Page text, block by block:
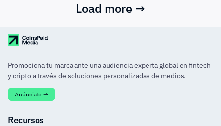
Load more →
Promociona tu marca ante una audiencia experta global en fintech
y cripto a través de soluciones personalizadas de medios.
Anúnciate →
Recursos